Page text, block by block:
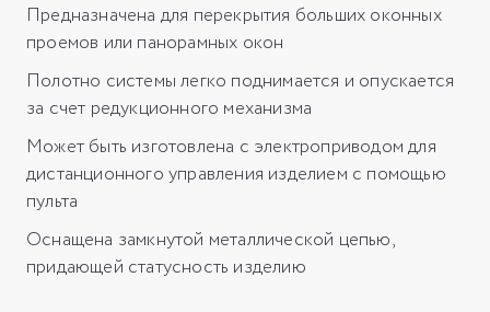
Предназначена для перекрытия больших оконных
проемов или панорамных окон
Полотно системы легко поднимается и опускается
за счет редукционного механизма
Может быть изготовлена с электроприводом для
дистанционного управления изделием с помощью
пульта
Оснащена замкнутой металлической цепью,
придающей статусность изделию